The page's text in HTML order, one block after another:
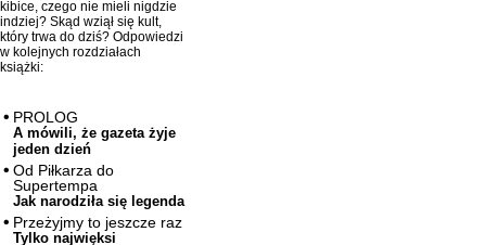
kibice, czego nie mieli nigdzie
indziej? Skąd wziął się kult,
który trwa do dziś? Odpowiedzi
w kolejnych rozdziałach
książki:
PROLOG
A mówili, że gazeta żyje
jeden dzień
Od Piłkarza do
Supertempa
Jak narodziła się legenda
Przeżyjmy to jeszcze raz
Tylko najwięksi